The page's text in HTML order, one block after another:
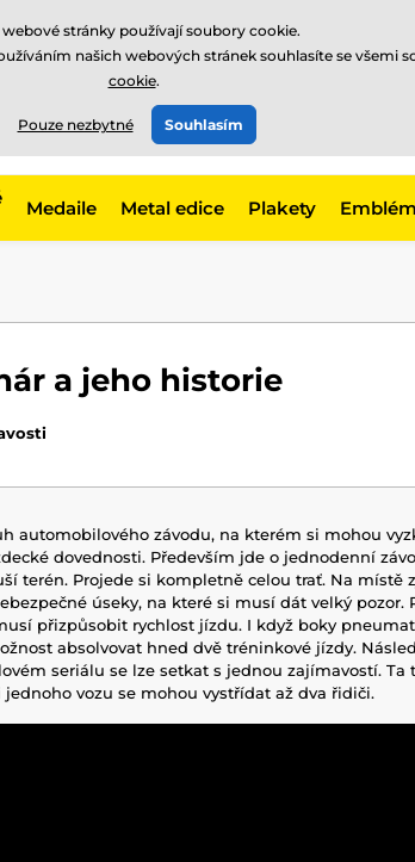
775 400 255
Zavolejte nám
Medaile Metal edice Plakety
a jeho historie
automobilového závodu, na kterém si mohou
dovednosti. Především jde o jednodenní
terén. Projede si kompletně celou trať. Na místě
úseky, na které si musí dát velký pozor.
přizpůsobit rychlost jízdu. I když boky
absolvovat hned dvě tréninkové jízdy.
seriálu se lze setkat s jednou zajímavostí. Ta
vozu se mohou vystřídat až dva řidiči.
stránky používají soubory cookie.
našich webových stránek souhlasíte se všemi
cookie.
Pouze nezbytné Souhlasím